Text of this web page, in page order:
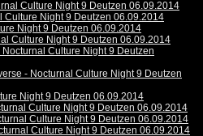
Culture Night 9 Deutzen 06.09.2014
Culture Night 9 Deutzen 06.09.2014
Night 9 Deutzen 06.09.2014
Culture Night 9 Deutzen 06.09.2014
Culture Night 9 Deutzen
- Nocturnal Culture Night 9 Deutzen
Night 9 Deutzen 06.09.2014
Culture Night 9 Deutzen 06.09.2014
Culture Night 9 Deutzen 06.09.2014
Culture Night 9 Deutzen 06.09.2014